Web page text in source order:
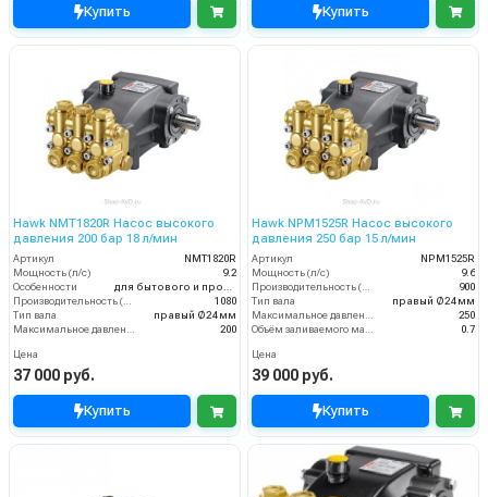
Купить Купить
Hawk NMT1820R Насос высокого
давления 200 бар 18 л/мин
Артикул
NMT1820R
Мощность (л/с)
9.2
Особенности
для бытового и промышленного назначения
Производительность (л/ч)
1080
Тип вала
правый Ø24 мм
Максимальное давление воды (бар)
200
Цена
37 000 руб.
Купить
Hawk NPM1525R Насос высокого
давления 250 бар 15 л/мин
Артикул
NPM1525R
Мощность (л/с)
9.6
Производительность (л/ч)
900
Тип вала
правый Ø24 мм
Максимальное давление воды (бар)
250
Объём заливаемого масла (л)
0.7
Цена
39 000 руб.
Купить